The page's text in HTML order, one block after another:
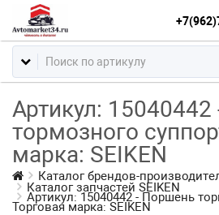
Артикул:
тормозного
марка: SEIKEN
Каталог брендов-
Каталог запчастей SEIKEN
Артикул: 15040442 - Поршень
Торговая марка: SEIKEN